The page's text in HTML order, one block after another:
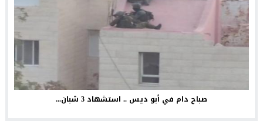
صباح دام في أبو ديس .. استشهاد 3 شبان...